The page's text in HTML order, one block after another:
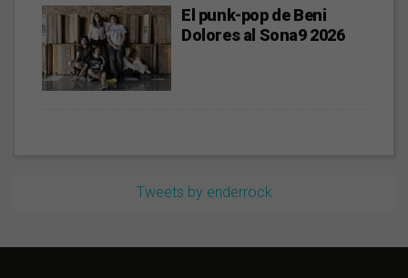
El punk-pop de Beni
Dolores al Sona9 2026
Tweets by enderrock